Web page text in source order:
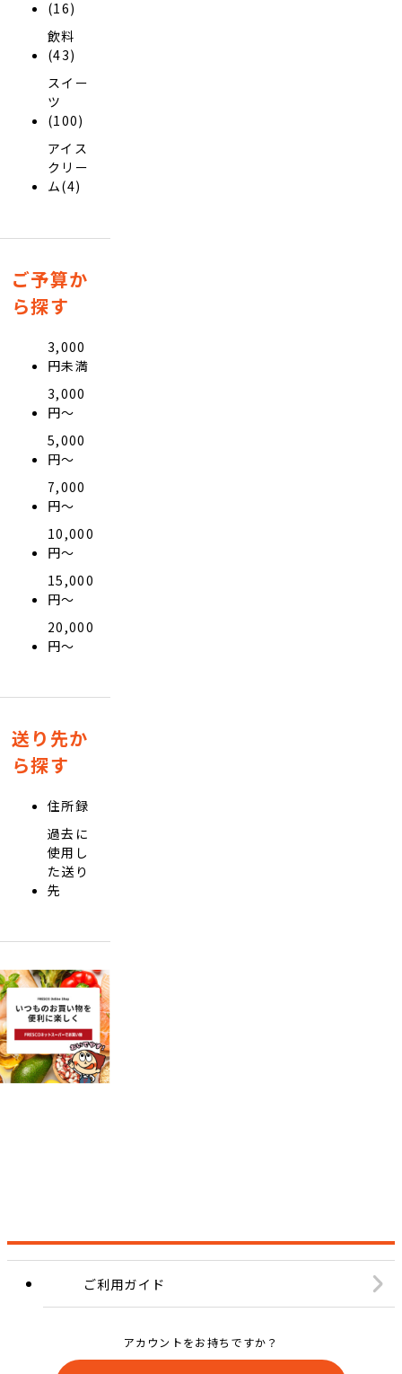
(16)
飲料
(43)
スイー
ツ
(100)
アイス
クリー
ム(4)
ご予算か
ら探す
3,000
円未満
3,000
円〜
5,000
円〜
7,000
円〜
10,000
円〜
15,000
円〜
20,000
円〜
送り先か
ら探す
住所録
過去に
使用し
た送り
先
ご利用ガイド
アカウントをお持ちですか？